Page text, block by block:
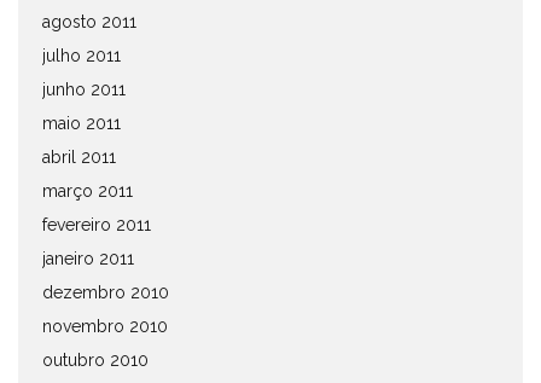
agosto 2011
julho 2011
junho 2011
maio 2011
abril 2011
março 2011
fevereiro 2011
janeiro 2011
dezembro 2010
novembro 2010
outubro 2010